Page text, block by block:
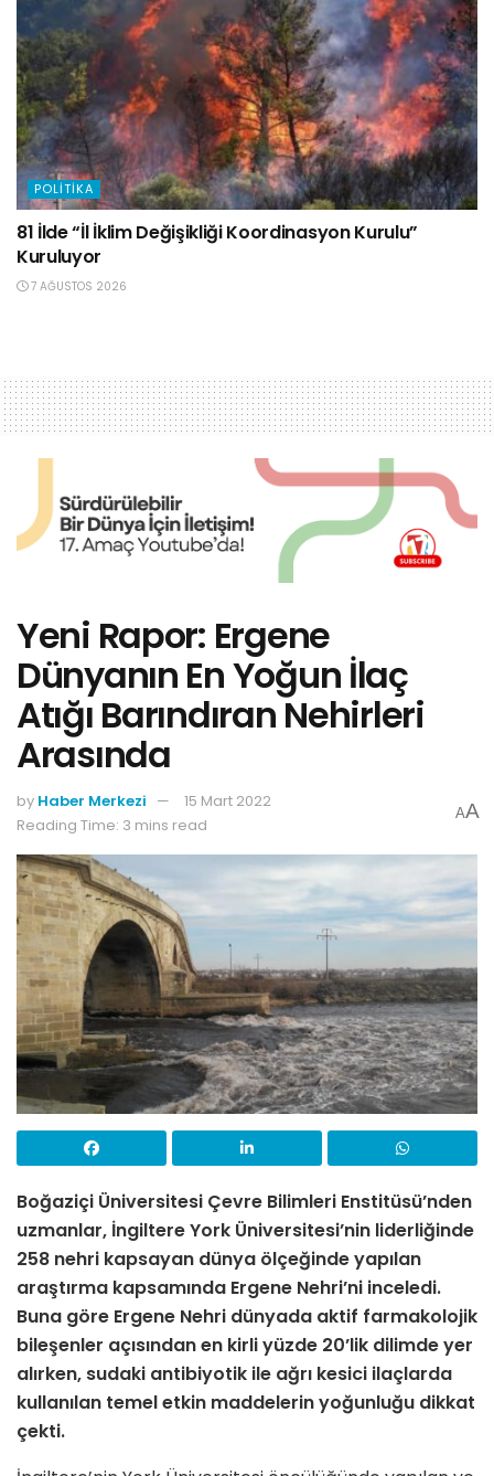
POLITIKA
81 İlde “İl İklim Değişikliği Koordinasyon Kurulu”
Kuruluyor
7 AĞUSTOS 2026
Yeni Rapor: Ergene
Dünyanın En Yoğun İlaç
Atığı Barındıran Nehirleri
Arasında
by Haber Merkezi
15 Mart 2022
Reading Time: 3 mins read
AA
Boğaziçi Üniversitesi Çevre Bilimleri Enstitüsü’nden
uzmanlar, İngiltere York Üniversitesi’nin liderliğinde
258 nehri kapsayan dünya ölçeğinde yapılan
araştırma kapsamında Ergene Nehri’ni inceledi.
Buna göre Ergene Nehri dünyada aktif farmakolojik
bileşenler açısından en kirli yüzde 20’lik dilimde yer
alırken, sudaki antibiyotik ile ağrı kesici ilaçlarda
kullanılan temel etkin maddelerin yoğunluğu dikkat
çekti.